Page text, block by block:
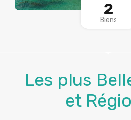
2
Biens
Les plus
et